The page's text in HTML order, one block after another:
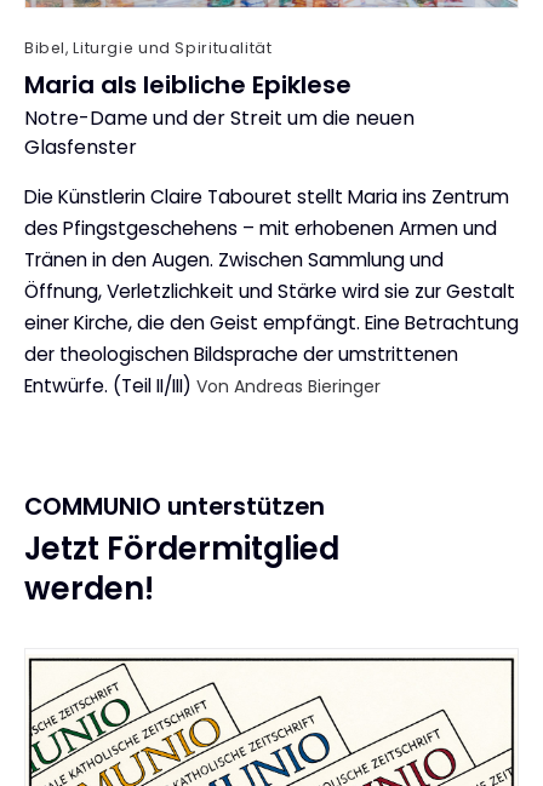
Bibel, Liturgie und Spiritualität
Maria als leibliche Epiklese
:
Notre-Dame und der Streit um die neuen
Glasfenster
Die Künstlerin Claire Tabouret stellt Maria ins Zentrum
des Pfingstgeschehens – mit erhobenen Armen und
Tränen in den Augen. Zwischen Sammlung und
Öffnung, Verletzlichkeit und Stärke wird sie zur Gestalt
einer Kirche, die den Geist empfängt. Eine Betrachtung
der theologischen Bildsprache der umstrittenen
Entwürfe. (Teil II/III) Von Andreas Bieringer
COMMUNIO unterstützen
:
Jetzt Fördermitglied
werden!